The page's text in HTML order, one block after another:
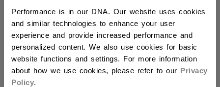
Performance is in our DNA. Our website uses cookies
and similar technologies to enhance your user
experience and provide increased performance and
personalized content. We also use cookies for basic
website functions and settings. For more information
about how we use cookies, please refer to our Privacy
Policy.
Politique de livraison Retours gratuits
OUVRIR LES